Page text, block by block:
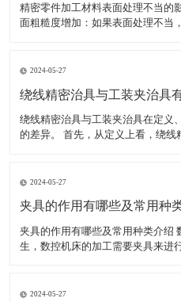
精密零件加工材料表面处理不当的
面粗糙度增加：如果表面处理不当
蚀。表面腐蚀会导致零件的外观和
2024-05-27
绕线精密治具与工装夹治具
绕线精密治具与工装夹治具在定义
的差异。 首先，从定义上看，绕线
过程中所用的各种工具的总称，包
2024-05-27
夹具的作用有哪些及常用种
夹具的作用有哪些及常用种类介绍
生，数控机床的加工需要夹具来进
以及常用的夹具有哪些。 一、夹具
2024-05-27